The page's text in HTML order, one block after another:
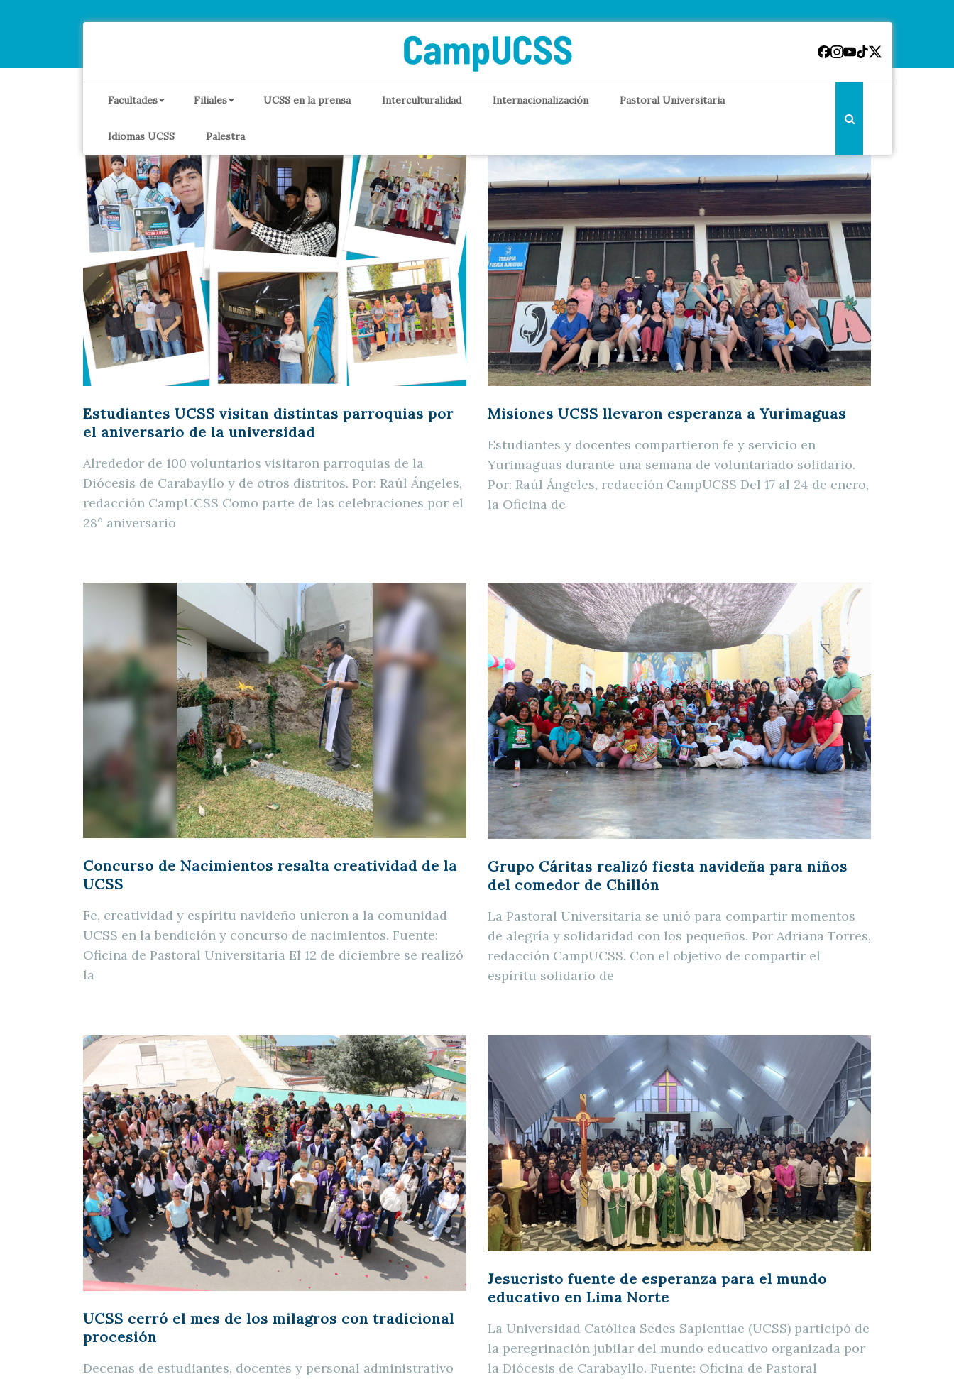
Facultades Filiales UCSS en la prensa Interculturalidad Internacionalización Pastoral Universitaria
Idiomas UCSS Palestra
Estudiantes UCSS visitan distintas parroquias por
el aniversario de la universidad
Alrededor de 100 voluntarios visitaron parroquias de la
Diócesis de Carabayllo y de otros distritos. Por: Raúl Ángeles,
redacción CampUCSS Como parte de las celebraciones por el
28° aniversario
Misiones UCSS llevaron esperanza a Yurimaguas
Estudiantes y docentes compartieron fe y servicio en
Yurimaguas durante una semana de voluntariado solidario.
Por: Raúl Ángeles, redacción CampUCSS Del 17 al 24 de enero,
la Oficina de
Concurso de Nacimientos resalta creatividad de la
UCSS
Fe, creatividad y espíritu navideño unieron a la comunidad
UCSS en la bendición y concurso de nacimientos. Fuente:
Oficina de Pastoral Universitaria El 12 de diciembre se realizó
la
Grupo Cáritas realizó fiesta navideña para niños
del comedor de Chillón
La Pastoral Universitaria se unió para compartir momentos
de alegría y solidaridad con los pequeños. Por Adriana Torres,
redacción CampUCSS. Con el objetivo de compartir el
espíritu solidario de
UCSS cerró el mes de los milagros con tradicional
procesión
Decenas de estudiantes, docentes y personal administrativo
Jesucristo fuente de esperanza para el mundo
educativo en Lima Norte
La Universidad Católica Sedes Sapientiae (UCSS) participó de
la peregrinación jubilar del mundo educativo organizada por
la Diócesis de Carabayllo. Fuente: Oficina de Pastoral